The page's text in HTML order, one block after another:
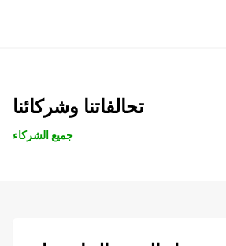
تحالفاتنا وشركائنا
جميع الشركاء